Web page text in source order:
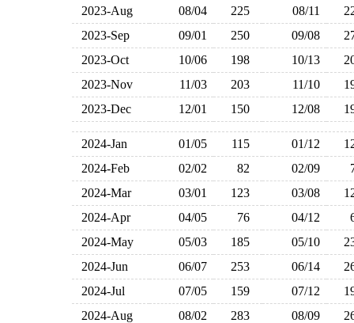
2023-Aug
08/04 225 08/11
2023-Sep
09/01 250 09/08
2023-Oct
10/06 198 10/13
2023-Nov
11/03 203 11/10
2023-Dec
12/01 150 12/08
2024-Jan 01/05 115 01/12
2024-Feb
02/02 82 02/09
2024-Mar
03/01 123 03/08
2024-Apr
04/05 76 04/12
2024-May
05/03 185 05/10
2024-Jun
06/07 253 06/14
2024-Jul
07/05 159 07/12
2024-Aug
08/02 283 08/09